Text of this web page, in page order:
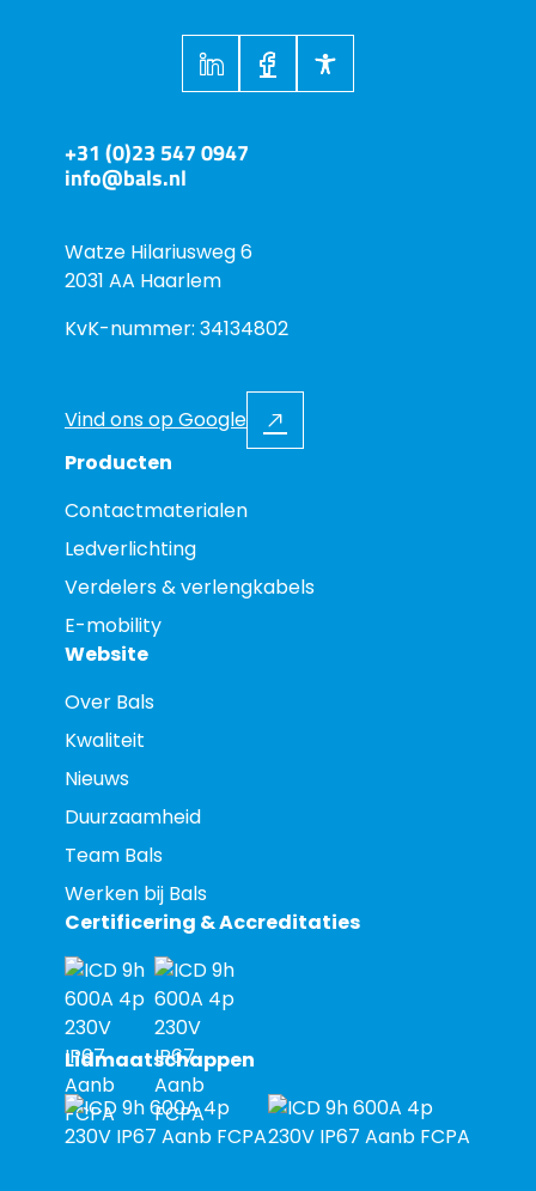
+31 (0)23 547 0947
info@bals.nl
Watze Hilariusweg 6
2031 AA Haarlem
KvK-nummer: 34134802
Vind ons op Google
Producten
Contactmaterialen
Ledverlichting
Verdelers & verlengkabels
E-mobility
Website
Over Bals
Kwaliteit
Nieuws
Duurzaamheid
Team Bals
Werken bij Bals
Certificering & Accreditaties
Lidmaatschappen